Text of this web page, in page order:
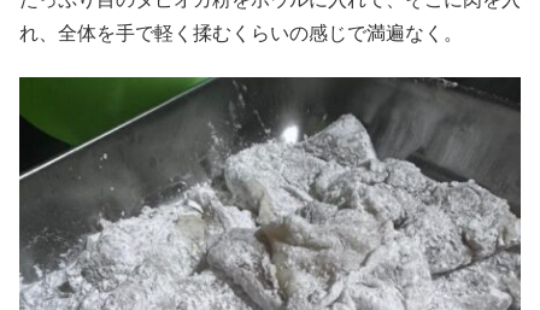
れ、全体を手で軽く揉むくらいの感じで満遍なく。